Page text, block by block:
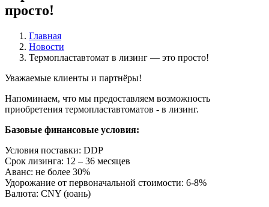
просто!
Главная
Новости
Термопластавтомат в лизинг — это просто!
Уважаемые клиенты и партнёры!
Напоминаем, что мы предоставляем возможность
приобретения термопластавтоматов - в лизинг.
Базовые финансовые условия:
Условия поставки: DDP
Срок лизинга: 12 – 36 месяцев
Аванс: не более 30%
Удорожание от первоначальной стоимости: 6-8%
Валюта: CNY (юань)